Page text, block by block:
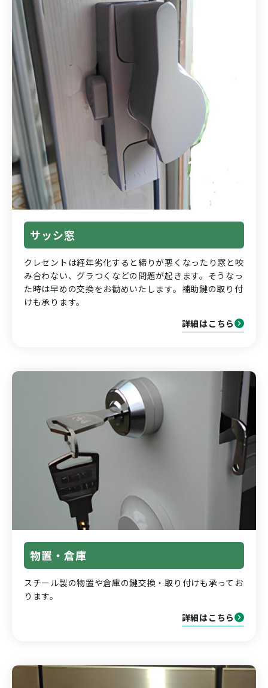
サッシ窓
クレセントは経年劣化すると締りが悪くなったり窓と咬
み合わない、グラつくなどの問題が起きます。そうなっ
た時は早めの交換をお勧めいたします。補助鍵の取り付
けも承ります。
詳細はこちら
物置・倉庫
スチール製の物置や倉庫の鍵交換・取り付けも承ってお
ります。
詳細はこちら